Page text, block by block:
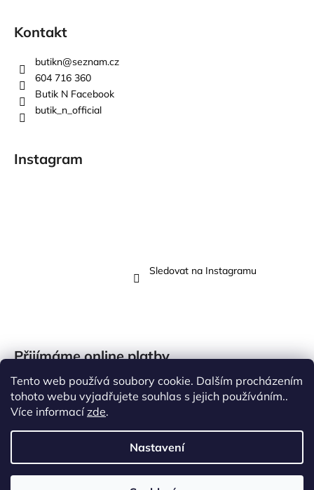
Tento web používá soubory cookie. Dalším procházením
tohoto webu vyjadřujete souhlas s jejich používáním..
Více informacízde.
Nastavení
Kontakt
butikn@seznam.cz
604 716 360
Butik N Facebook
butik_n_official
Instagram
Sledovat na Instagramu
Přijímáme online platby
Vytvořil Shoptet
Butik N . Všechna práva vyhrazena.